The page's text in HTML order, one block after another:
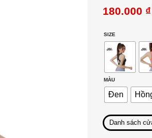
180.000 ₫
SIZE
MÀU
Đen
Danh sách